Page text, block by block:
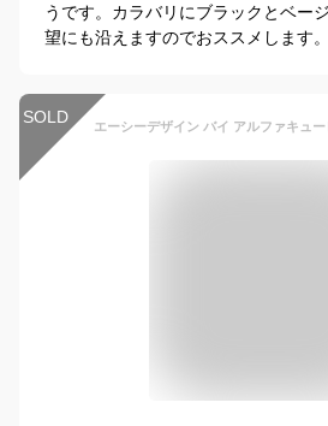
うです。カラバリにブラックとベー
望にも沿えますのでおススメします。
SOLD